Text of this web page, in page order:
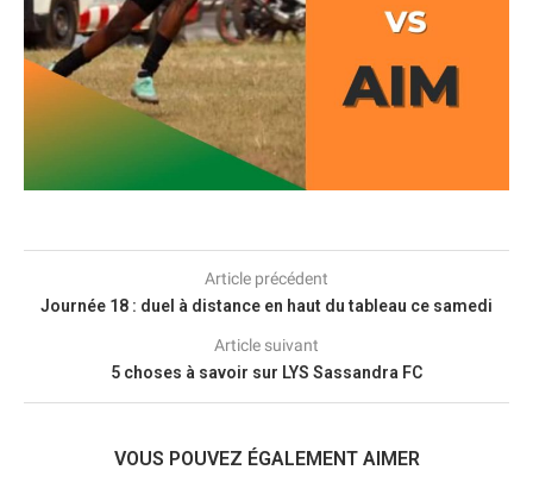
Article précédent
Journée 18 : duel à distance en haut du tableau ce samedi
Article suivant
5 choses à savoir sur LYS Sassandra FC
VOUS POUVEZ ÉGALEMENT AIMER